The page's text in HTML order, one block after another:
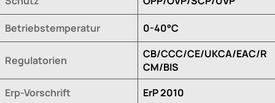
Betriebstemperatur 0-40°C
Regulatorien
CB/CCC/CE/UKCA/EAC/R
CM/BIS
Erp-Vorschrift
ErP 2010